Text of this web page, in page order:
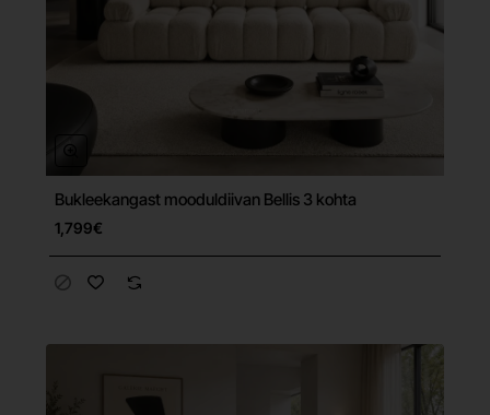
Tasuta tarne
Bukleekangast mooduldiivan Bellis 3 kohta
1,799€